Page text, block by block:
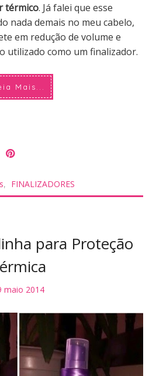
térmico. Já falei que esse
nada demais no meu cabelo,
em redução de volume e
utilizado como um finalizador.
Mais...
, FINALIZADORES
para Proteção
maio 2014